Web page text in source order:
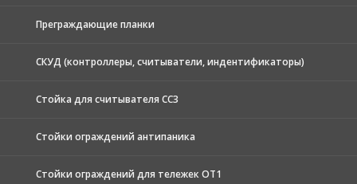
Преграждающие планки
СКУД (контроллеры, считыватели, индентификаторы)
Стойка для считывателя СС3
Стойки ограждений антипаника
Стойки ограждений для тележек ОТ1